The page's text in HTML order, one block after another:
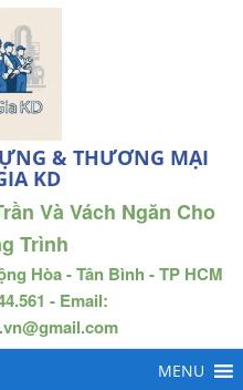
& THƯƠNG MẠI
KD
Và Vách Ngăn Cho
Trình
Hòa - Tân Bình - TP HCM
- Email: